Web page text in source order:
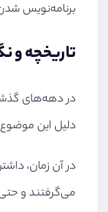
برنامه‌نویس
تاریخچه و
در دهه‌های
دلیل این
در آن زمان،
می‌گرفتند و